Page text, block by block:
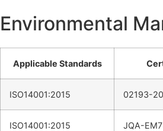
Environmental
Applicable Standards
ISO14001:2015 02193-
ISO14001:2015 JQA-